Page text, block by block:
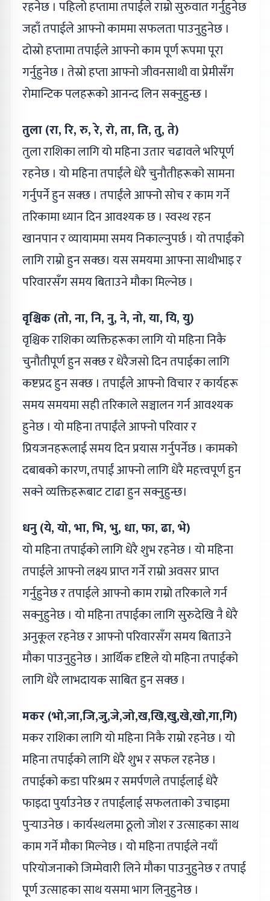
रहनेछ । पहिलो हप्तामा तपाईले राम्रो सुरुवात गर्नुहुनेछ
जहाँ तपाईले आफ्नो काममा सफलता पाउनुहुनेछ ।
दोस्रो हप्तामा तपाईले आफ्नो काम पूर्ण रूपमा पूरा
गर्नुहुनेछ । तेस्रो हप्ता आफ्नो जीवनसाथी वा प्रेमीसँग
रोमान्टिक पलहरूको आनन्द लिन सक्नुहुन्छ ।
तुला (रा, रि, रु, रे, रो, ता, ति, तु, ते)
तुला राशिका लागि यो महिना उतार चढावले भरिपूर्ण
रहनेछ । यो महिना तपाईंले धेरै चुनौतीहरूको सामना
गर्नुपर्ने हुन सक्छ । तपाईंले आफ्नो सोच र काम गर्ने
तरिकामा ध्यान दिन आवश्यक छ । स्वस्थ रहन
खानपान र व्यायाममा समय निकाल्नुपर्छ । यो तपाईंको
लागि राम्रो हुन सक्छ। यस समयमा आफ्ना साथीभाइ र
परिवारसँग समय बिताउने मौका मिल्नेछ ।
वृश्चिक (तो, ना, नि, नु, ने, नो, या, यि, यु)
वृश्चिक राशिका व्यक्तिहरूका लागि यो महिना निकै
चुनौतीपूर्ण हुन सक्छ र धेरैजसो दिन तपाईका लागि
कष्टप्रद हुन सक्छ । तपाईंले आफ्नो विचार र कार्यहरू
समय समयमा सही तरिकाले सञ्चालन गर्न आवश्यक
हुनेछ । यो महिना तपाईंले आफ्नो परिवार र
प्रियजनहरूलाई समय दिन प्रयास गर्नुपर्नेछ । कामको
दबाबको कारण, तपाईं आफ्नो लागि धेरै महत्त्वपूर्ण हुन
सक्ने व्यक्तिहरूबाट टाढा हुन सक्नुहुन्छ।
धनु (ये, यो, भा, भि, भु, धा, फा, ढा, भे)
यो महिना तपाईको लागि धेरै शुभ रहनेछ । यो महिना
तपाईले आफ्नो लक्ष्य प्राप्त गर्ने राम्रो अवसर प्राप्त
गर्नुहुनेछ र तपाईले आफ्नो काम राम्रो तरिकाले गर्न
सक्नुहुनेछ । यो महिना तपाईका लागि सुरुदेखि नै धेरै
अनुकूल रहनेछ र आफ्नो परिवारसँग समय बिताउने
मौका पाउनुहुनेछ । आर्थिक दृष्टिले यो महिना तपाईको
लागि धेरै लाभदायक साबित हुन सक्छ ।
मकर (भो,जा,जि,जु,जे,जो,ख,खि,खु,खे,खो,गा,गि)
मकर राशिका लागि यो महिना निकै राम्रो रहनेछ । यो
महिना तपाईको लागि धेरै शुभ र सफल रहनेछ ।
तपाईको कडा परिश्रम र समर्पणले तपाईलाई धेरै
फाइदा पुर्याउनेछ र तपाईलाई सफलताको उचाइमा
पुर्‍याउनेछ । कार्यस्थलमा ठूलो जोश र उत्साहका साथ
काम गर्ने मौका मिल्नेछ । यो महिना तपाईले नयाँ
परियोजनाको जिम्मेवारी लिने मौका पाउनुहुनेछ र तपाई
पूर्ण उत्साहका साथ यसमा भाग लिनुहुनेछ ।